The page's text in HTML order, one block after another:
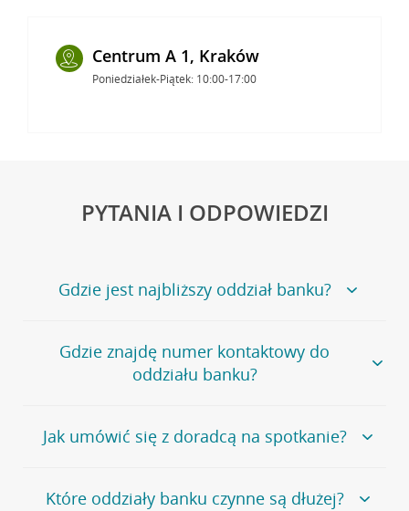
Centrum A 1, Kraków
Poniedziałek-Piątek: 10:00-17:00
PYTANIA I ODPOWIEDZI
Gdzie jest najbliższy oddział banku?
Jeśli szukasz oddziału naszego banku, zapraszamy na
stronęPlacówki i bankomaty, na której znajduje się
wygodna wyszukiwarka.
oddziałów
Gdzie znajdę numer kontaktowy do
oddziału banku?
Bank Credit Agricole nie udostępnia ogólnego numeru
telefonu do placówki bankowej.
umówienia się z doradcą w placówce bankowej .
Jak umówić się z doradcą na spotkanie?
Jeśli jesteś już naszym
klientemmożeszsamodzielnieumówić się na spotkanie z
Które oddziały banku czynne są dłużej?